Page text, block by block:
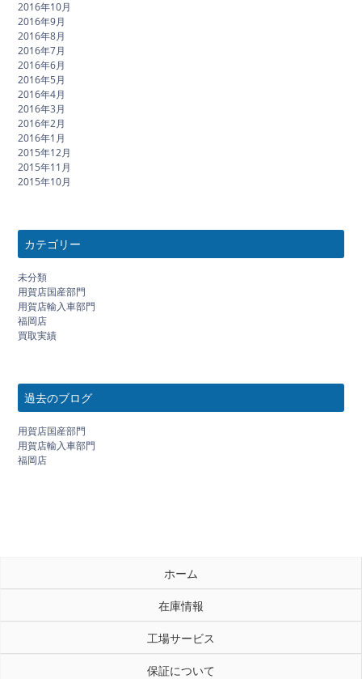
2016年10月
2016年9月
2016年8月
2016年7月
2016年6月
2016年5月
2016年4月
2016年3月
2016年2月
2016年1月
2015年12月
2015年11月
2015年10月
カテゴリー
未分類
用賀店国産部門
用賀店輸入車部門
福岡店
買取実績
過去のブログ
用賀店国産部門
用賀店輸入車部門
福岡店
ホーム
在庫情報
工場サービス
保証について